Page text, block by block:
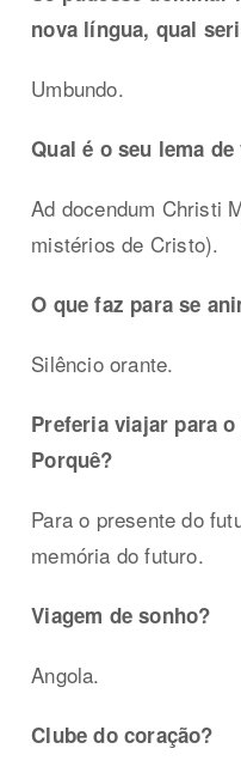
nova língua, qual
Umbundo.
Qual é o seu lema
Ad docendum Christi
mistérios de Cristo).
O que faz para se
Silêncio orante.
Preferia viajar para
Porquê?
Para o presente do
memória do futuro.
Viagem de sonho?
Angola.
Clube do coração?